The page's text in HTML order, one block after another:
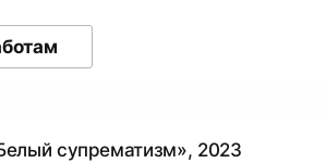
супрематизм», 2023